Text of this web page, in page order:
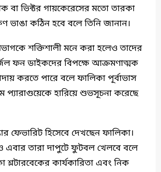
বা ভিক্টর গায়কেরেসের মতো তারকা
ভাঙা কঠিন হবে বলে তিনি জানান।
শক্তিশালী মনে করা হলেও তাদের
ফন ডাইকদের বিপক্ষে আক্রমণাত্মক
করতে পারে বলে ফালিকা পূর্বাভাস
প্যারাগুয়েকে হারিয়ে শুভসূচনা করেছে
ফেভারিট হিসেবে দেখছেন ফালিকা।
এবার তারা দাপুটে ফুটবল খেলবে বলে
কার্যকারিতা এবং নিক